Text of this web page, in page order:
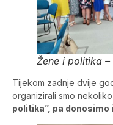
Žene i politika
Tijekom zadnje dvije
organizirali smo
politika”, pa donosimo